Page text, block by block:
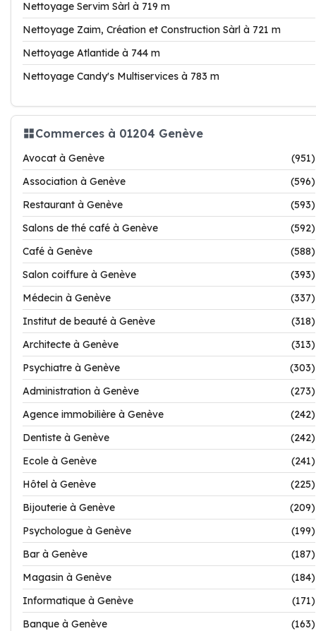
Nettoyage Servim Sàrl à 719 m
Nettoyage Zaim, Création et Construction Sàrl à 721 m
Nettoyage Atlantide à 744 m
Nettoyage Candy's Multiservices à 783 m
Commerces à 01204 Genève
Avocat à Genève
(951)
Association à Genève
(596)
Restaurant à Genève
(593)
Salons de thé café à Genève
(592)
Café à Genève
(588)
Salon coiffure à Genève
(393)
Médecin à Genève
(337)
Institut de beauté à Genève
(318)
Architecte à Genève
(313)
Psychiatre à Genève
(303)
Administration à Genève
(273)
Agence immobilière à Genève
(242)
Dentiste à Genève
(242)
Ecole à Genève
(241)
Hôtel à Genève
(225)
Bijouterie à Genève
(209)
Psychologue à Genève
(199)
Bar à Genève
(187)
Magasin à Genève
(184)
Informatique à Genève
(171)
Banque à Genève
(163)